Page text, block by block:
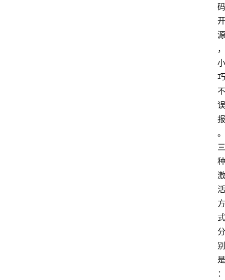
码
开
源
，
小
巧
不
误
报
。
三
种
激
活
方
式
分
别
是
：